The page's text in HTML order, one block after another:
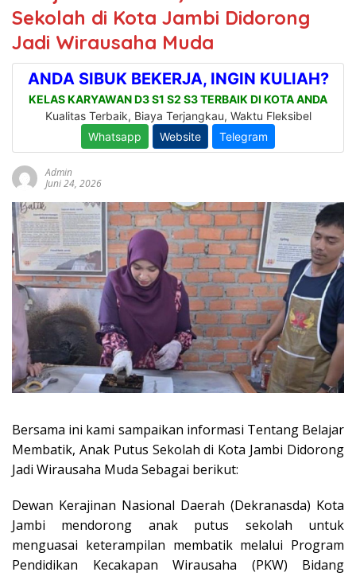
Sekolah di Kota Jambi Didorong
Jadi Wirausaha Muda
Admin
Juni 24, 2026
Bersama ini kami sampaikan informasi Tentang Belajar
Membatik, Anak Putus Sekolah di Kota Jambi Didorong
Jadi Wirausaha Muda Sebagai berikut:
Dewan Kerajinan Nasional Daerah (Dekranasda) Kota
Jambi mendorong anak putus sekolah untuk
menguasai keterampilan membatik melalui Program
Pendidikan Kecakapan Wirausaha (PKW) Bidang